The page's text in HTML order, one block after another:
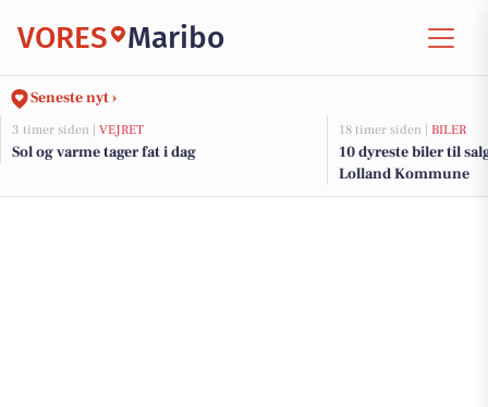
VORES Maribo
Seneste nyt ›
3 timer siden | VEJRET
Sol og varme tager fat i dag
18 timer siden | BILER
10 dyreste biler til
Lolland Kommune